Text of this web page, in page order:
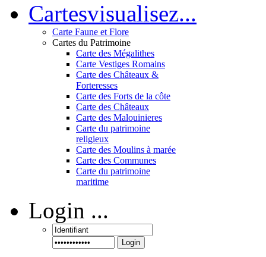
Cartesvisualisez...
Carte Faune et Flore
Cartes du Patrimoine
Carte des Mégalithes
Carte Vestiges Romains
Carte des Châteaux &
Forteresses
Carte des Forts de la côte
Carte des Châteaux
Carte des Malouinieres
Carte du patrimoine
religieux
Carte des Moulins à marée
Carte des Communes
Carte du patrimoine
maritime
Login ...
Login